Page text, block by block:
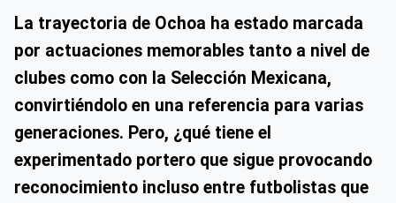
La trayectoria de Ochoa ha estado marcada
por actuaciones memorables tanto a nivel de
clubes como con la Selección Mexicana,
convirtiéndolo en una referencia para varias
generaciones. Pero, ¿qué tiene el
experimentado portero que sigue provocando
reconocimiento incluso entre futbolistas que